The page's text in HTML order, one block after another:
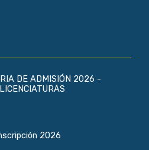
DE ADMISIÓN 2026 -
2026